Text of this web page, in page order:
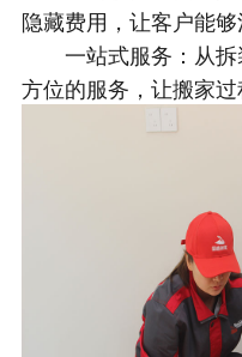
隐藏费用，让客户能够
一站式服务：从拆
方位的服务，让搬家过